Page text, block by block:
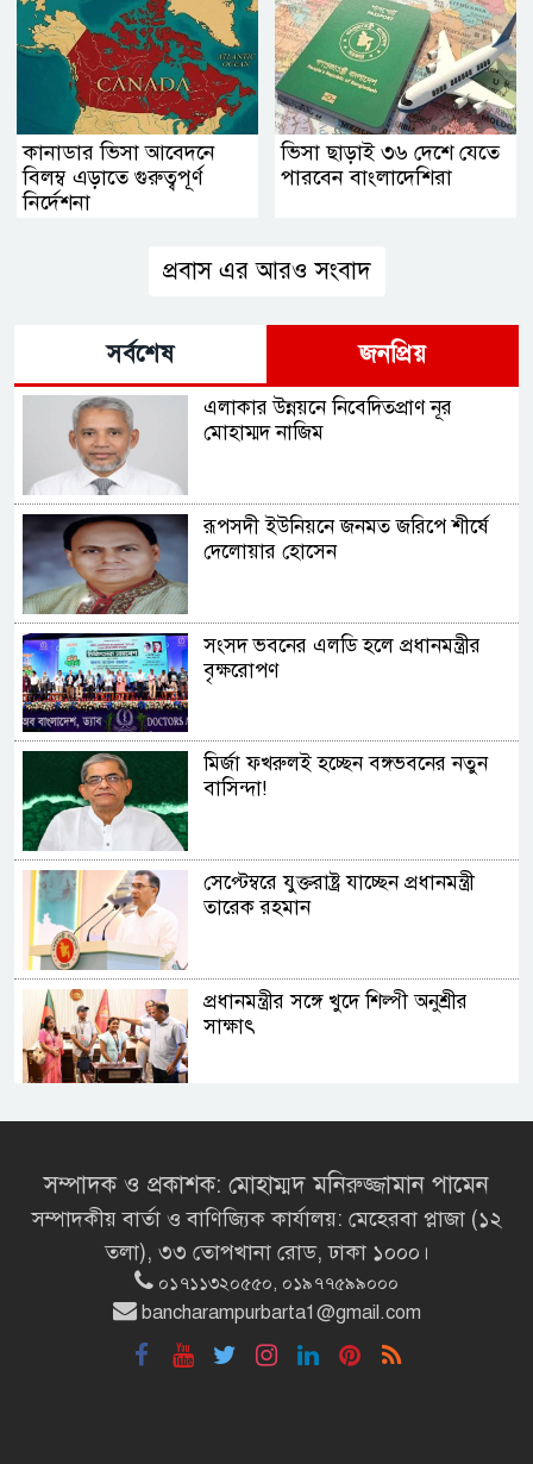
কানাডার ভিসা আবেদনে
বিলম্ব এড়াতে গুরুত্বপূর্ণ
নির্দেশনা
ভিসা ছাড়াই ৩৬ দেশে যেতে
পারবেন বাংলাদেশিরা
প্রবাস এর আরও সংবাদ
সর্বশেষ জনপ্রিয়
এলাকার উন্নয়নে নিবেদিতপ্রাণ নূর
মোহাম্মদ নাজিম
রূপসদী ইউনিয়নে জনমত জরিপে শীর্ষে
দেলোয়ার হোসেন
সংসদ ভবনের এলডি হলে প্রধানমন্ত্রীর
বৃক্ষরোপণ
মির্জা ফখরুলই হচ্ছেন বঙ্গভবনের নতুন
বাসিন্দা!
সেপ্টেম্বরে যুক্তরাষ্ট্র যাচ্ছেন প্রধানমন্ত্রী
তারেক রহমান
প্রধানমন্ত্রীর সঙ্গে খুদে শিল্পী অনুশ্রীর
সাক্ষাৎ
খালপাড় রক্ষায় বিন্না ঘাসের ব্যবহার
রাষ্ট্রপতি নির্বাচন ২০ আগস্ট
রাষ্ট্রপতি নির্বাচনের ভোটার তালিকা
সম্পাদক ও প্রকাশক: মোহাম্মদ মনিরুজ্জামান পামেন
সম্পাদকীয় বার্তা ও বাণিজ্যিক কার্যালয়: মেহেরবা প্লাজা (১২
তলা), ৩৩ তোপখানা রোড, ঢাকা ১০০০।
০১৭১১৩২০৫৫০, ০১৯৭৭৫৯৯০০০
bancharampurbarta1@gmail.com